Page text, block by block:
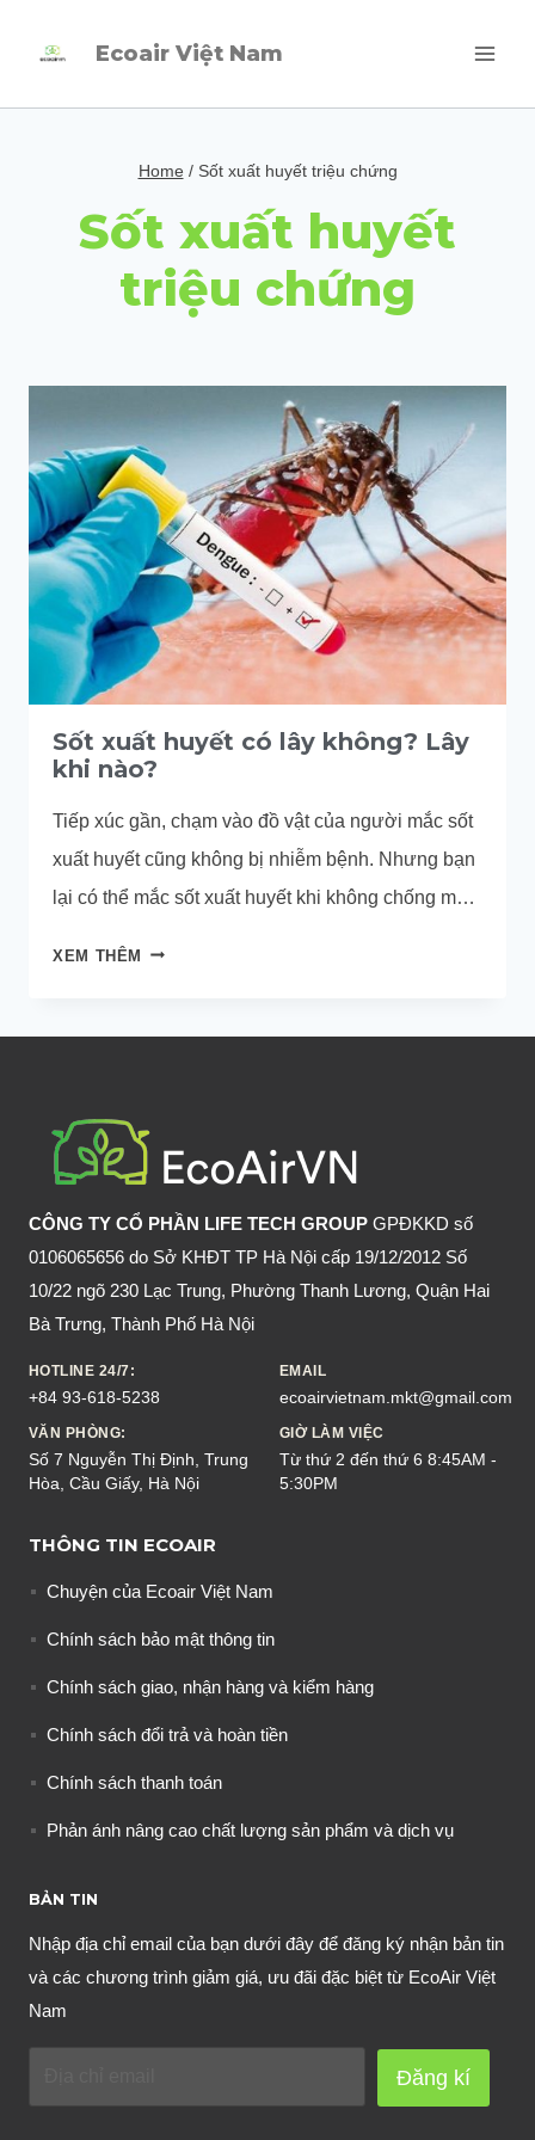
Ecoair Việt Nam
Home / Sốt xuất huyết triệu chứng
Sốt xuất huyết
triệu chứng
Sốt xuất huyết có lây không? Lây
khi nào?
Tiếp xúc gần, chạm vào đồ vật của người mắc sốt
xuất huyết cũng không bị nhiễm bệnh. Nhưng bạn
lại có thể mắc sốt xuất huyết khi không chống muỗi
XEM THÊM SỐT
CÓ
LÂY
KHI
NÀO?
CÔNG TY CỔ PHẦN LIFE TECH GROUP GPĐKKD số
0106065656 do Sở KHĐT TP Hà Nội cấp 19/12/2012 Số
10/22 ngõ 230 Lạc Trung, Phường Thanh Lương, Quận Hai
Bà Trưng, Thành Phố Hà Nội
HOTLINE 24/7:
+84 93-618-5238
EMAIL
ecoairvietnam.mkt@gmail.com
VĂN PHÒNG:
Số 7 Nguyễn Thị Định, Trung
Hòa, Cầu Giấy, Hà Nội
GIỜ LÀM VIỆC
Từ thứ 2 đến thứ 6 8:45AM -
5:30PM
THÔNG TIN ECOAIR
Chuyện của Ecoair Việt Nam
Chính sách bảo mật thông tin
Chính sách giao, nhận hàng và kiểm hàng
Chính sách đổi trả và hoàn tiền
Chính sách thanh toán
Phản ánh nâng cao chất lượng sản phẩm và dịch vụ
BẢN TIN
Nhập địa chỉ email của bạn dưới đây để đăng ký nhận bản tin
và các chương trình giảm giá, ưu đãi đặc biệt từ EcoAir Việt
Nam
Đăng kí